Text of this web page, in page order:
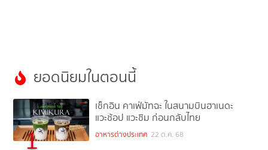
ยอดนิยมในตอนนี้
1
เช็กอิน คาเฟ่มัทฉะ ในสนามบินฮาเนดะ
แวะช้อป แวะชิม ก่อนกลับไทย
อาหารต่างประเทศ 22 ต.ค. 68